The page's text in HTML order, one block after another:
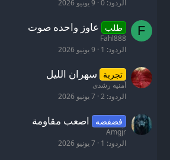
الردود 0 9 يونيو 2026
F طلب عاوز واحده صوت
Fahl888
الردود 1 9 يونيو 2026
تجربة سهران الليل
أمنيه رشدى
الردود 2 7 يونيو 2026
فضفضه اصعب مقاومة
Amgjr
الردود 1 7 يونيو 2026